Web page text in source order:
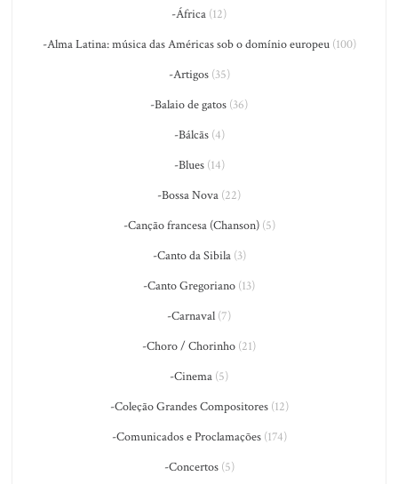
-África (12)
-Alma Latina: música das Américas sob o domínio europeu(100)
-Artigos(35)
-Balaio de gatos (36)
-Bálcãs(4)
-Blues(14)
-Bossa Nova (22)
-Canção francesa (Chanson)(5)
-Canto da Sibila(3)
-Canto Gregoriano (13)
-Carnaval (7)
-Choro / Chorinho (21)
-Cinema (5)
-Coleção Grandes Compositores(12)
-Comunicados e Proclamações(174)
-Concertos(5)